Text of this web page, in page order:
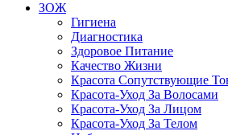
ЗОЖ
Гигиена
Диагностика
Здоровое Питание
Качество Жизни
Красота Сопутствующие
Красота-Уход За Волосами
Красота-Уход За Лицом
Красота-Уход За Телом